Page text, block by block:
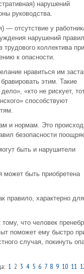
нарушений
руководства.
— отсутствие у
нарушений правил
коллектива
к опасности.
нравиться им
этим. Такие
«кто не рискует,
способствуют
и нормам. Это
безопасности
быть и нарушители
может быть приобретена
правило, характерно для
что человек
поможет ему быстро
случая, покинуть
1 2 3 4 5 6 7 8 9 10 11